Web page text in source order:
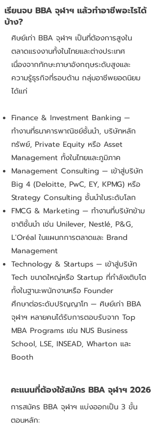
เรียนจบ BBA จุฬาฯ แล้วทำอาชีพอะไรได้
บ้าง?
ศิษย์เก่า BBA จุฬาฯ เป็นที่ต้องการสูงใน
ตลาดแรงงานทั้งในไทยและต่างประเทศ
เนื่องจากทักษะภาษาอังกฤษระดับสูงและ
ความรู้ธุรกิจที่รอบด้าน กลุ่มอาชีพยอดนิยม
ได้แก่
Finance & Investment Banking —
ทำงานที่ธนาคารพาณิชย์ชั้นนำ, บริษัทหลัก
ทรัพย์, Private Equity หรือ Asset
Management ทั้งในไทยและภูมิภาค
Management Consulting — เข้าสู่บริษัท
Big 4 (Deloitte, PwC, EY, KPMG) หรือ
Strategy Consulting ชั้นนำในระดับโลก
FMCG & Marketing — ทำงานที่บริษัทข้าม
ชาติชั้นนำ เช่น Unilever, Nestlé, P&G,
L'Oréal ในแผนกการตลาดและ Brand
Management
Technology & Startups — เข้าสู่บริษัท
Tech ขนาดใหญ่หรือ Startup ที่กำลังเติบโต
ทั้งในฐานะพนักงานหรือ Founder
ศึกษาต่อระดับปริญญาโท — ศิษย์เก่า BBA
จุฬาฯ หลายคนได้รับการตอบรับจาก Top
MBA Programs เช่น NUS Business
School, LSE, INSEAD, Wharton และ
Booth
คะแนนที่ต้องใช้สมัคร BBA จุฬาฯ 2026
การสมัคร BBA จุฬาฯ แบ่งออกเป็น 3 ขั้น
ตอนหลัก: